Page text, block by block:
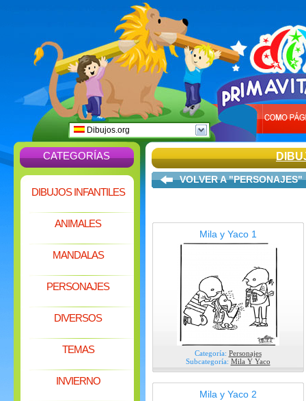
Dibujos.org
CATEGORÍAS
DIBUJOS INFANTILES
ANIMALES
MANDALAS
PERSONAJES
DIVERSOS
TEMAS
INVIERNO
VOLVER A "PERSONAJES"
Mila y Yaco 1
Categoría: Personajes
Subcategoría: Mila Y Yaco
Mila y Yaco 2